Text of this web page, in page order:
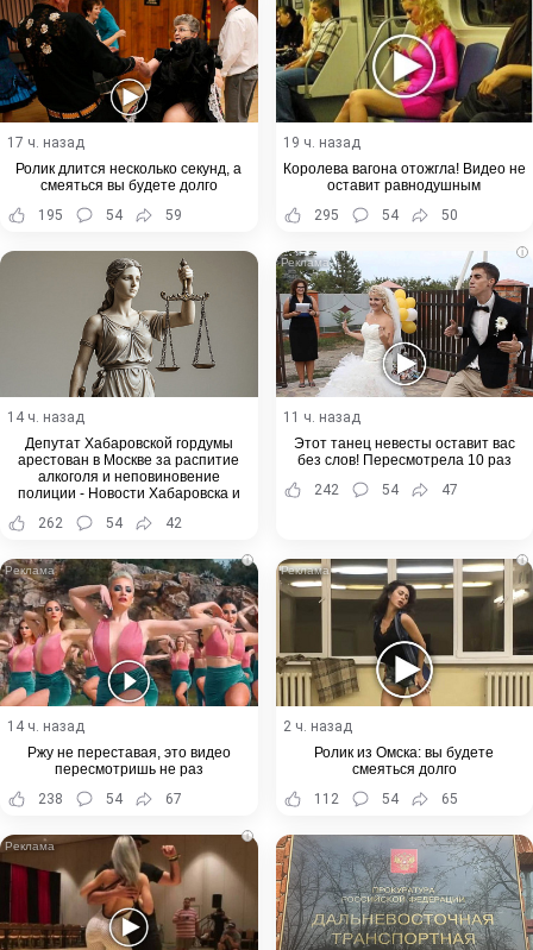
17 ч. назад
Ролик длится несколько секунд, а
смеяться вы будете долго
195
54 59
19 ч. назад
Королева вагона отожгла! Видео не
оставит равнодушным
295
54 50
14 ч. назад
Депутат Хабаровской гордумы
арестован в Москве за распитие
алкоголя и неповиновение
полиции - Новости Хабаровска и
262 54 42
i
11 ч. назад
Этот танец невесты оставит вас
без слов! Пересмотрела 10 раз
242
54 47
i
14 ч. назад
Ржу не переставая, это видео
пересмотришь не раз
238
54 67
i
2 ч. назад
Ролик из Омска: вы будете
смеяться долго
112
54 65
i